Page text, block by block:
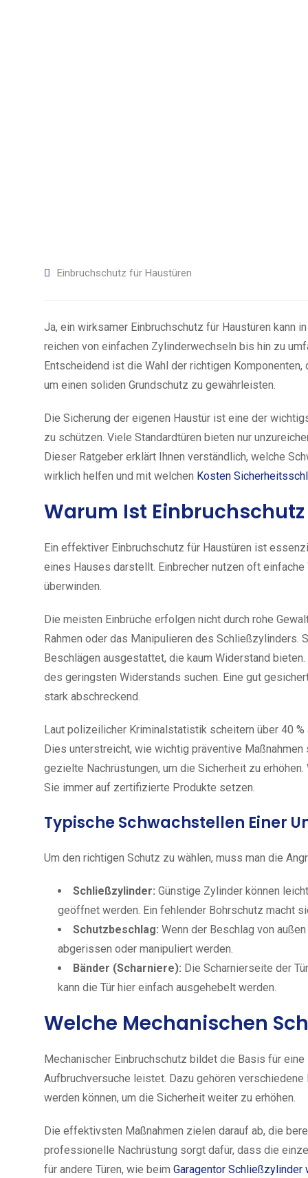
Einbruchschutz für Haustüren
Ja, ein wirksamer Einbruchschutz für Haustüren kann
reichen von einfachen Zylinderwechseln bis hin zu
Entscheidend ist die Wahl der richtigen
um einen soliden Grundschutz zu gewährleisten.
Die Sicherung der eigenen Haustür ist eine der
zu schützen. Viele Standardtüren bieten nur
Dieser Ratgeber erklärt Ihnen verständlich, welche
wirklich helfen und mit welchen Kosten
Warum Ist
Ein effektiver Einbruchschutz für Haustüren ist
eines Hauses darstellt. Einbrecher nutzen oft
überwinden.
Die meisten Einbrüche erfolgen nicht durch rohe
Rahmen oder das Manipulieren des Schließzylinders.
Beschlägen ausgestattet, die kaum Widerstand
des geringsten Widerstands suchen. Eine gut
stark abschreckend.
Laut polizeilicher Kriminalstatistik scheitern über 40
Dies unterstreicht, wie wichtig präventive
gezielte Nachrüstungen, um die Sicherheit zu
Sie immer auf zertifizierte Produkte setzen.
Typische Schwachstellen Einer
Um den richtigen Schutz zu wählen, muss man die
Schließzylinder: Günstige Zylinder können
geöffnet werden. Ein fehlender Bohrschutz macht
Schutzbeschlag: Wenn der Beschlag von
abgerissen oder manipuliert werden.
Bänder (Scharniere): Die Scharnierseite der
kann die Tür hier einfach ausgehebelt werden.
Welche Mechanischen
Mechanischer Einbruchschutz bildet die Basis für
Aufbruchversuche leistet. Dazu gehören
werden können, um die Sicherheit weiter zu erhöhen.
Die effektivsten Maßnahmen zielen darauf ab, die
professionelle Nachrüstung sorgt dafür, dass die
für andere Türen, wie beim Garagentor Schließzylinder